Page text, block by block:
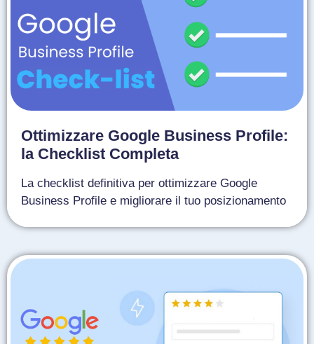
Ottimizzare Google Business Profile:
la Checklist Completa
La checklist definitiva per ottimizzare Google
Business Profile e migliorare il tuo posizionamento